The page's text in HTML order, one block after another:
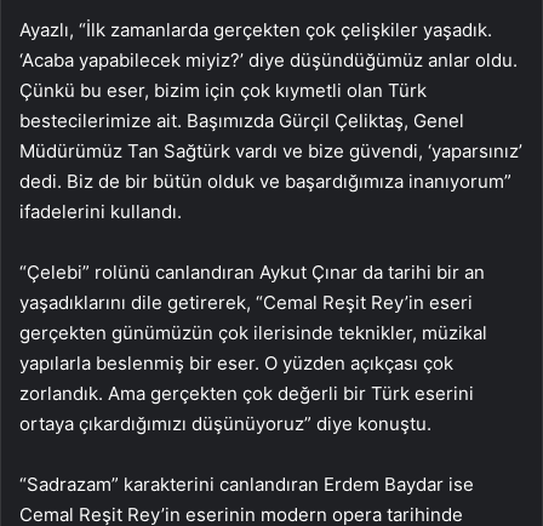
Ayazlı, “İlk zamanlarda gerçekten çok çelişkiler yaşadık.
‘Acaba yapabilecek miyiz?’ diye düşündüğümüz anlar oldu.
Çünkü bu eser, bizim için çok kıymetli olan Türk
bestecilerimize ait. Başımızda Gürçil Çeliktaş, Genel
Müdürümüz Tan Sağtürk vardı ve bize güvendi, ‘yaparsınız’
dedi. Biz de bir bütün olduk ve başardığımıza inanıyorum”
ifadelerini kullandı.
“Çelebi” rolünü canlandıran Aykut Çınar da tarihi bir an
yaşadıklarını dile getirerek, “Cemal Reşit Rey’in eseri
gerçekten günümüzün çok ilerisinde teknikler, müzikal
yapılarla beslenmiş bir eser. O yüzden açıkçası çok
zorlandık. Ama gerçekten çok değerli bir Türk eserini
ortaya çıkardığımızı düşünüyoruz” diye konuştu.
“Sadrazam” karakterini canlandıran Erdem Baydar ise
Cemal Reşit Rey’in eserinin modern opera tarihinde